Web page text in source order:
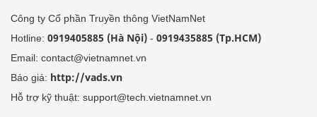
Công ty Cổ phần Truyền thông VietNamNet
Hotline: 0919405885 (Hà Nội) - 0919435885 (Tp.HCM)
Email: contact@vietnamnet.vn
Báo giá: http://vads.vn
Hỗ trợ kỹ thuật: support@tech.vietnamnet.vn